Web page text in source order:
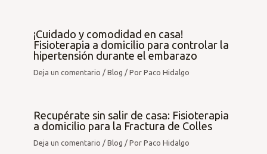
¡Cuidado y comodidad en casa!
Fisioterapia a domicilio para controlar la
hipertensión durante el embarazo
Deja un comentario /Blog / PorPaco Hidalgo
Recupérate sin salir de casa: Fisioterapia
a domicilio para la Fractura de Colles
Deja un comentario /Blog / PorPaco Hidalgo